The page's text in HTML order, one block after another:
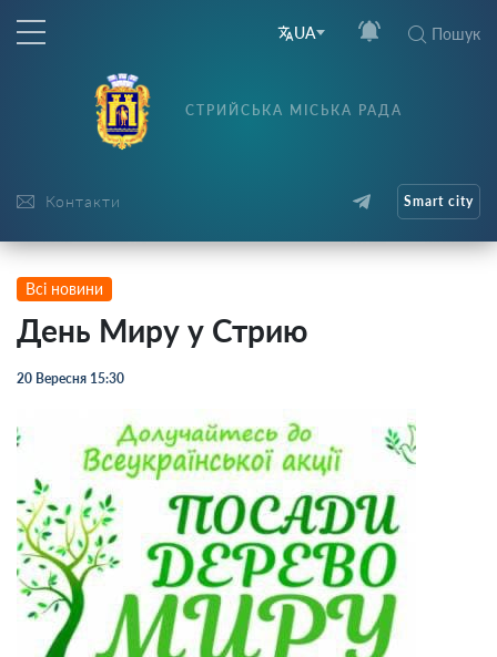
UA Пошук
Контакти
СТРИЙСЬКА МІСЬКА РАДА
Smart city
Всі новини
День Миру у Стрию
20 Вересня 15:30